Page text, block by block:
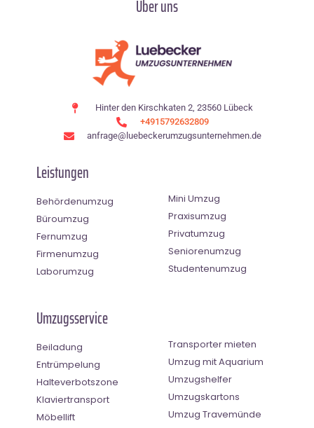
Über uns
Hinter den Kirschkaten 2, 23560 Lübeck
+4915792632809
anfrage@luebeckerumzugsunternehmen.de
Leistungen
Behördenumzug
Büroumzug
Fernumzug
Firmenumzug
Laborumzug
Mini Umzug
Praxisumzug
Privatumzug
Seniorenumzug
Studentenumzug
Umzugsservice
Beiladung
Entrümpelung
Halteverbotszone
Klaviertransport
Möbellift
Transporter mieten
Umzug mit Aquarium
Umzugshelfer
Umzugskartons
Umzug Travemünde